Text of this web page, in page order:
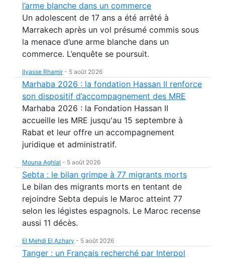
l’arme blanche dans un commerce
Un adolescent de 17 ans a été arrêté à
Marrakech après un vol présumé commis sous
la menace d’une arme blanche dans un
commerce. L’enquête se poursuit.
Ilyasse Rhamir- 5 août 2026
Marhaba 2026 : la fondation Hassan II renforce
son dispositif d’accompagnement des MRE
Marhaba 2026 : la Fondation Hassan II
accueille les MRE jusqu'au 15 septembre à
Rabat et leur offre un accompagnement
juridique et administratif.
Mouna Aghlal - 5 août 2026
Sebta : le bilan grimpe à 77 migrants morts
Le bilan des migrants morts en tentant de
rejoindre Sebta depuis le Maroc atteint 77
selon les légistes espagnols. Le Maroc recense
aussi 11 décès.
El Mehdi El Azhary - 5 août 2026
Tanger : un Français recherché par Interpol